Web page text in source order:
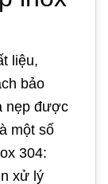
liệu,
bảo
nẹp được
một số
304:
xử lý